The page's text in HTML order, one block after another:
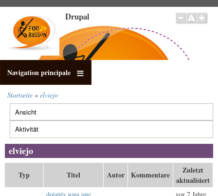
Inhalt
Drupal
Navigation principale
Pfadnavigation
Startseite elviejo
Primäre
Reiter
Ansicht
Aktivität
Reiter)
elviejo
Typ Titel Autor Kommentare
Zuletzt
aktualisiert